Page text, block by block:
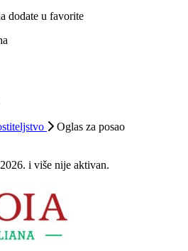
dodate u favorite
Oglas za posao
i više nije aktivan.